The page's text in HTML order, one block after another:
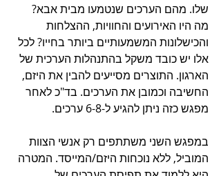
שלו. מהם הערכים שנטמעו מבית אבא?
מה היו האירועים והחוויות, ההצלחות
והכישלונות המשמעותיים ביותר בחייו? לכל
אלו יש כובד משקל בהתנהלות הערכית של
הארגון. התוצרים מסייעים להבין את היזם,
החשיבה וכמובן את הערכים. בד"כ לאחר
מפגש כזה ניתן להגיע ל-6-8 ערכים.
במפגש השני משתתפים רק אנשי הצוות
המוביל, ללא נוכחות היזם/המייסד. המטרה